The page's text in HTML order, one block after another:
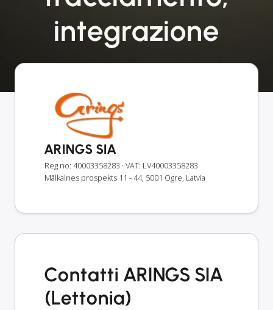
integrazione
ARINGS SIA
Reg no: 40003358283 · VAT: LV40003358283
Mālkalnes prospekts 11 - 44, 5001 Ogre, Latvia
Contatti ARINGS SIA
(Lettonia)